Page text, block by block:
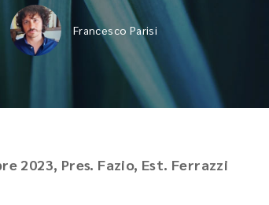
Francesco Parisi
2023, Pres. Fazio, Est. Ferrazzi